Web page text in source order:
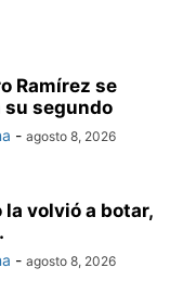
Ramírez se
su segundo
- agosto 8, 2026
volvió a botar,
- agosto 8, 2026